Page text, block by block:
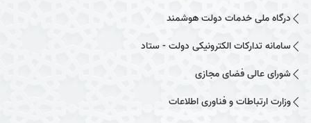
درگاه ملی خدمات دولت هوشمند
سامانه تدارکات الکترونیکی دولت - ستاد
شورای عالی فضای مجازی
وزارت ارتباطات و فناوری اطلاعات